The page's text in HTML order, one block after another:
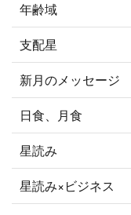
年齢域
支配星
新月のメッセージ
日食、月食
星読み
星読み×ビジネス